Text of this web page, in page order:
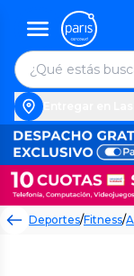
Deportes/Fitness/